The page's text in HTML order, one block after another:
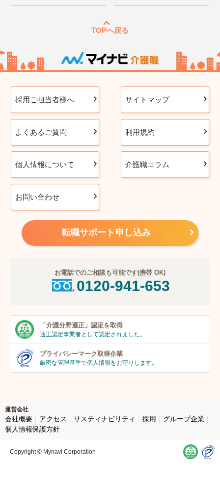
TOPへ戻る
採用ご担当者様へ サイトマップ
よくあるご質問 利用規約
個人情報について 介護職コラム
お問い合わせ
転職サポート申し込み
お電話でのご相談も可能です(携帯 OK)
0120-941-653
「介護分野適正」 認定を取得
適正認定事業者として認定されました。
プライバシーマーク取得企業
厳密な管理基準で個人情報をお守りします。
運営会社
会社概要 アクセス サスティナビリティ 採用
グループ企業
個人情報保護方針
Copyright © Mynavi Corporation